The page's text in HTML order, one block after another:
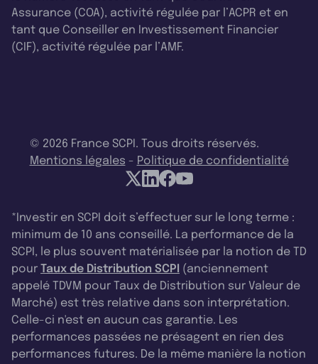
Assurance (COA), activité régulée par l’ACPR et en
tant que Conseiller en Investissement Financier
(CIF), activité régulée par l’AMF.
© 2026 France SCPI. Tous droits réservés.
Mentions légales - Politique de confidentialité
*Investir en SCPI doit s’effectuer sur le long terme :
minimum de 10 ans conseillé. La performance de la
SCPI, le plus souvent matérialisée par la notion de TD
pour Taux de Distribution SCPI (anciennement
appelé TDVM pour Taux de Distribution sur Valeur de
Marché) est très relative dans son interprétation.
Celle-ci n'est en aucun cas garantie. Les
performances passées ne présagent en rien des
performances futures. De la même manière la notion